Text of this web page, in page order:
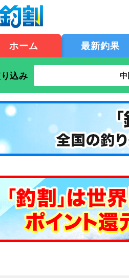
ホーム 最新釣果
込み 中